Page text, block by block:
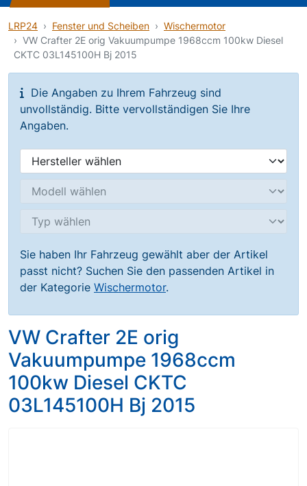
LRP24 Fenster und Scheiben
Wischermotor
VW Crafter 2E orig Vakuumpumpe 1968ccm 100kw Diesel
CKTC 03L145100H Bj 2015
Die Angaben zu Ihrem Fahrzeug sind
unvollständig. Bitte vervollständigen Sie Ihre
Angaben.
Sie haben Ihr Fahrzeug gewählt aber der Artikel
passt nicht? Suchen Sie den passenden Artikel in
der Kategorie Wischermotor.
VW Crafter 2E orig
Vakuumpumpe 1968ccm
100kw Diesel CKTC
03L145100H Bj 2015